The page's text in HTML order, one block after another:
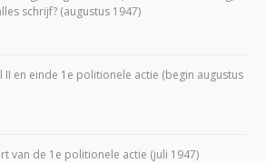
schrijf? (augustus 1947)
II en einde 1e politionele actie (begin augustus
van de 1e politionele actie (juli 1947)